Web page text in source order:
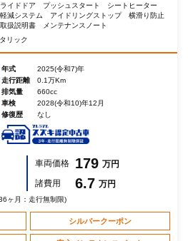
イドドア プッシュスタート シートヒーター
減システム アイドリングストップ 横滑り防止
扱説明書 メンテナンスノート
リック
年式
2025(令和7)年
走行距離
0.1万Km
排気量
660cc
車検
2028(令和10)年12月
修復歴
なし
車両価格 179 万円
諸費用
6.7 万円
ヶ月：走行無制限)
シルバークーポン